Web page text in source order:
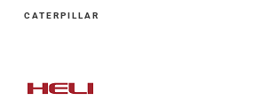
CATERPILLAR